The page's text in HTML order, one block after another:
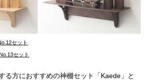
セット
セット
る方におすすめの神棚セット「Kaede」と